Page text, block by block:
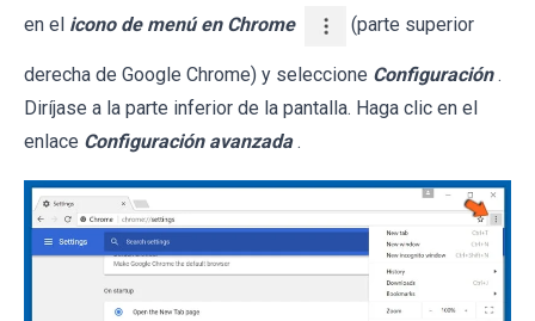
en el icono de menú en Chrome (parte superior
derecha de Google Chrome) y seleccione Configuración .
Diríjase a la parte inferior de la pantalla. Haga clic en el
enlace Configuración avanzada .